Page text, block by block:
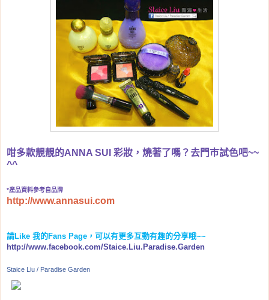
咁多款靚靚的ANNA SUI 彩妝，燒著了嗎？去門巿試色吧~~
^^
*產品資料參考自品牌
http://www.annasui.com
請Like 我的Fans Page ，可以有更多互動有趣的分享哦~~
http://www.facebook.com/Staice.Liu.Paradise.Garden
Staice Liu / Paradise Garden